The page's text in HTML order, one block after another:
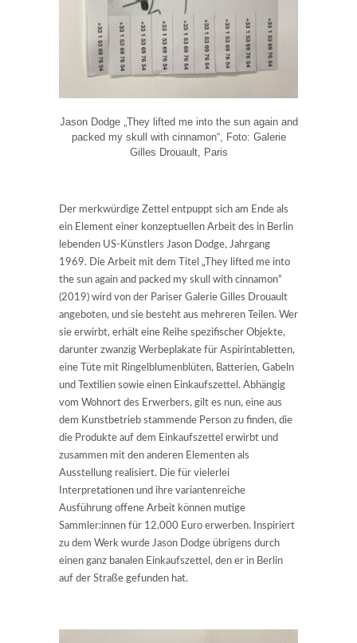
Jason Dodge „They lifted me into the sun again and
packed my skull with cinnamon“, Foto: Galerie
Gilles Drouault, Paris
Der merkwürdige Zettel entpuppt sich am Ende als
ein Element einer konzeptuellen Arbeit des in Berlin
lebenden US-Künstlers Jason Dodge, Jahrgang
1969. Die Arbeit mit dem Titel „They lifted me into
the sun again and packed my skull with cinnamon“
(2019) wird von der Pariser Galerie Gilles Drouault
angeboten, und sie besteht aus mehreren Teilen. Wer
sie erwirbt, erhält eine Reihe spezifischer Objekte,
darunter zwanzig Werbeplakate für Aspirintabletten,
eine Tüte mit Ringelblumenblüten, Batterien, Gabeln
und Textilien sowie einen Einkaufszettel. Abhängig
vom Wohnort des Erwerbers, gilt es nun, eine aus
dem Kunstbetrieb stammende Person zu finden, die
die Produkte auf dem Einkaufszettel erwirbt und
zusammen mit den anderen Elementen als
Ausstellung realisiert. Die für vielerlei
Interpretationen und ihre variantenreiche
Ausführung offene Arbeit können mutige
Sammler:innen für 12.000 Euro erwerben. Inspiriert
zu dem Werk wurde Jason Dodge übrigens durch
einen ganz banalen Einkaufszettel, den er in Berlin
auf der Straße gefunden hat.